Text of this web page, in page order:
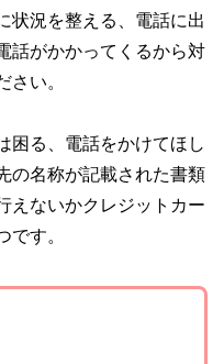
状況を整える、電話に出
話がかかってくるから対
さい。
困る、電話をかけてほし
の名称が記載された書類
えないかクレジットカー
です。